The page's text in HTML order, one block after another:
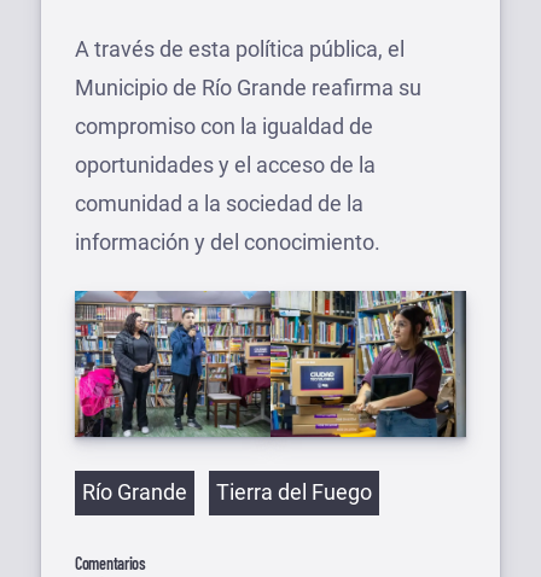
A través de esta política pública, el
Municipio de Río Grande reafirma su
compromiso con la igualdad de
oportunidades y el acceso de la
comunidad a la sociedad de la
información y del conocimiento.
Etiquetas
Río Grande Tierra del Fuego
Comentarios